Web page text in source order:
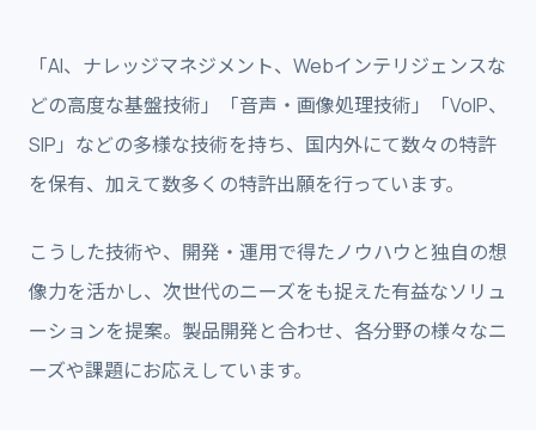
「AI、ナレッジマネジメント、Webインテリジェンスな
どの高度な基盤技術」「音声・画像処理技術」「VoIP、
SIP」などの多様な技術を持ち、国内外にて数々の特許
を保有、加えて数多くの特許出願を行っています。
こうした技術や、開発・運用で得たノウハウと独自の想
像力を活かし、次世代のニーズをも捉えた有益なソリュ
ーションを提案。製品開発と合わせ、各分野の様々なニ
ーズや課題にお応えしています。